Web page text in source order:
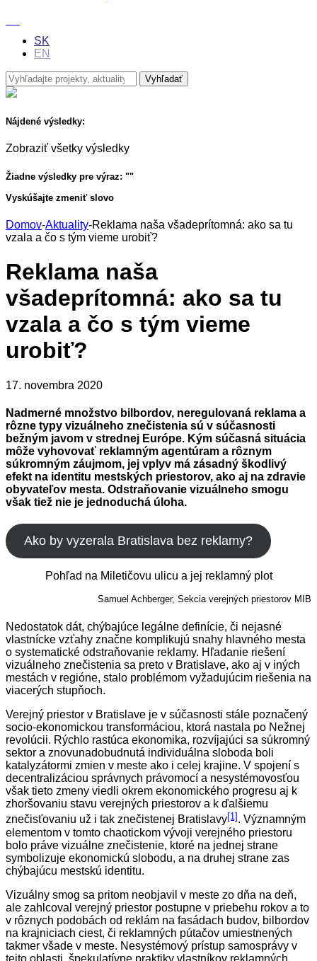
SK
EN
Nájdené výsledky:
Zobraziť všetky výsledky
Žiadne výsledky pre výraz: ""
Vyskúšajte zmeniť slovo
Domov-Aktuality-Reklama naša všadeprítomná: ako sa tu
vzala a čo s tým vieme urobiť?
Reklama naša
všadeprítomná: ako sa tu
vzala a čo s tým vieme
urobiť?
17. novembra 2020
Nadmerné množstvo bilbordov, neregulovaná reklama a
rôzne typy vizuálneho znečistenia sú v súčasnosti
bežným javom v strednej Európe. Kým súčasná situácia
môže vyhovovať reklamným agentúram a rôznym
súkromným záujmom, jej vplyv má zásadný škodlivý
efekt na identitu mestských priestorov, ako aj na zdravie
obyvateľov mesta. Odstraňovanie vizuálneho smogu
však tiež nie je jednoduchá úloha.
Ako by vyzerala Bratislava bez reklamy?
Pohľad na Miletičovu ulicu a jej reklamný plot
Samuel Achberger, Sekcia verejných priestorov MIB
Nedostatok dát, chýbajúce legálne definície, či nejasné
vlastnícke vzťahy značne komplikujú snahy hlavného mesta
o systematické odstraňovanie reklamy. Hľadanie riešení
vizuálneho znečistenia sa preto v Bratislave, ako aj v iných
mestách v regióne, stalo problémom vyžadujúcim riešenia na
viacerých stupňoch.
Verejný priestor v Bratislave je v súčasnosti stále poznačený
socio-ekonomickou transformáciou, ktorá nastala po Nežnej
revolúcii. Rýchlo rastúca ekonomika, rozvíjajúci sa súkromný
sektor a znovunadobudnutá individuálna sloboda boli
katalyzátormi zmien v meste ako i celej krajine. V spojení s
decentralizáciou správnych právomocí a nesystémovosťou
však tieto zmeny viedli okrem ekonomického progresu aj k
zhoršovaniu stavu verejných priestorov a k ďalšiemu
znečisťovaniu už i tak znečistenej Bratislavy[1]. Významným
elementom v tomto chaotickom vývoji verejného priestoru
bolo práve vizuálne znečistenie, ktoré na jednej strane
symbolizuje ekonomickú slobodu, a na druhej strane zas
chýbajúcu mestskú identitu.
Vizuálny smog sa pritom neobjavil v meste zo dňa na deň,
ale zahlcoval verejný priestor postupne v priebehu rokov a to
v rôznych podobách od reklám na fasádach budov, bilbordov
na krajniciach ciest, či reklamných pútačov umiestnených
takmer všade v meste. Nesystémový prístup samosprávy v
tejto oblasti, špekulatívne praktiky vlastníkov reklamných